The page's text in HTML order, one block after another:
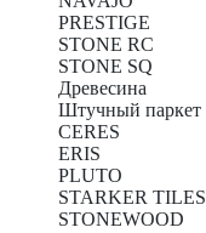
PRESTIGE
STONE RC
STONE SQ
Древесина
Штучный паркет
CERES
ERIS
PLUTO
STARKER TILES
STONEWOOD